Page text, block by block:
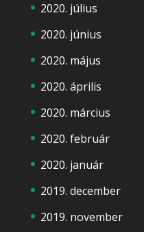
2020. július
2020. június
2020. május
2020. április
2020. március
2020. február
2020. január
2019. december
2019. november